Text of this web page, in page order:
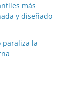
más
y diseñado
paraliza la